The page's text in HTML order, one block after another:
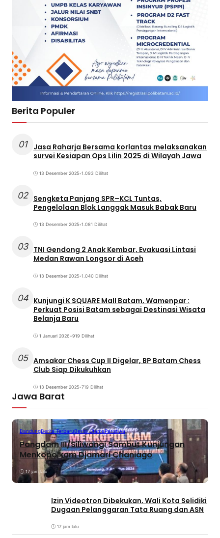
Berita Populer
01
Jasa Raharja Bersama korlantas melaksanakan
survei Kesiapan Ops Lilin 2025 di Wilayah Jawa
13 Desember 2025•1.093 Dilihat
02 Sengketa Panjang SPR–KCL Tuntas,
Pengelolaan Blok Langgak Masuk Babak Baru
13 Desember 2025•1.081 Dilihat
03 TNI Gendong 2 Anak Kembar, Evakuasi Lintasi
Medan Rawan Longsor di Aceh
13 Desember 2025•1.040 Dilihat
04 Kunjungi K SQUARE Mall Batam, Wamenpar :
Perkuat Posisi Batam sebagai Destinasi Wisata
Belanja Baru
1 Januari 2026•919 Dilihat
05 Amsakar Chess Cup II Digelar, BP Batam Chess
Club Siap Dikukuhkan
13 Desember 2025•719 Dilihat
Jawa Barat
BandungBerita TerbaruBerita UtamaPeristiwa
Pangdam III/Siliwangi Sambut Kunjungan
Menkopolkam Djamari Chaniago
17 jam lalu
Izin Videotron Dibekukan, Wali Kota Selidiki
Dugaan Pelanggaran Tata Ruang dan ASN
17 jam lalu